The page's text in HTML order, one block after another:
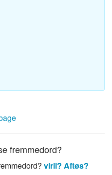
fremmedord?
viril? Aftøs?